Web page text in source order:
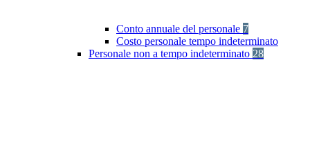
Conto annuale del personale 7
Costo personale tempo indeterminato
Personale non a tempo indeterminato 28